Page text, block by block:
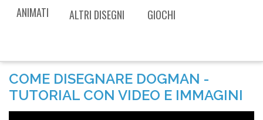
ANIMATI
ALTRI DISEGNI
GIOCHI
COME DISEGNARE DOGMAN -
TUTORIAL CON VIDEO E IMMAGINI